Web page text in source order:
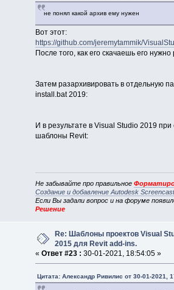
не понял какой архив ему нужен
Вот этот:
https://github.com/jeremytammik/
После того, как его скачаешь его нужно
Затем разархивировать в отдельную
install.bat 2019:
И в результате в Visual Studio 2019
шаблоны Revit:
Не забывайте про правильное
Создание и добавление Autodesk
Если Вы задали вопрос и на форуме
Решение
Re: Шаблоны проектов Visual
2015 для Revit add-ins.
« Ответ #23 : 30-01-2021, 18:54:05 »
Цитата: Александр Ривилис от 30-01-2021,